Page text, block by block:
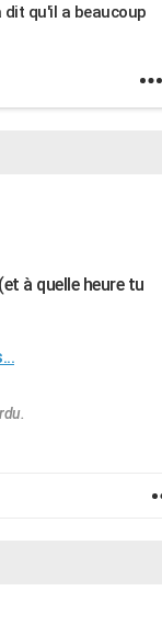
dit qu'il a beaucoup
à quelle heure tu